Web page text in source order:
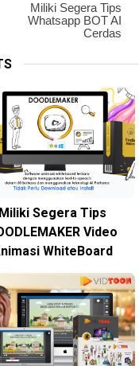
Miliki Segera Tips
Whatsapp BOT AI
Cerdas
Miliki Segera Tips
Video
WhiteBoard